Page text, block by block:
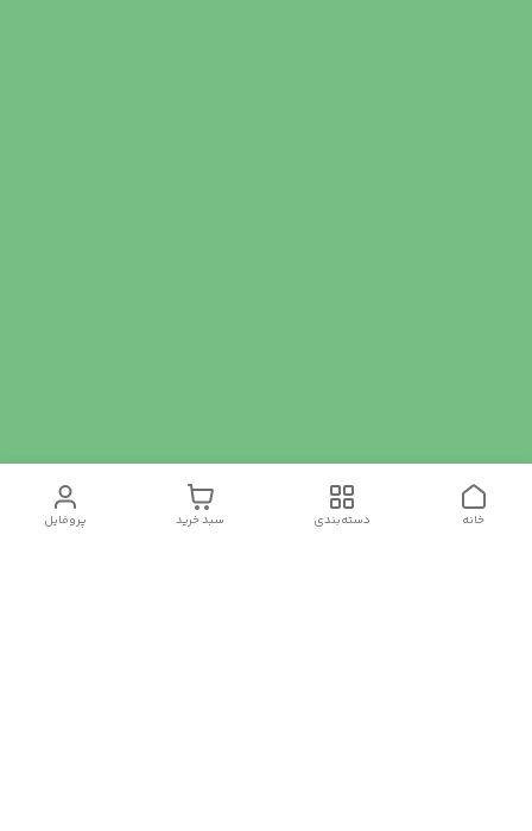
پروفایل سبد خرید دسته‌بندی خانه